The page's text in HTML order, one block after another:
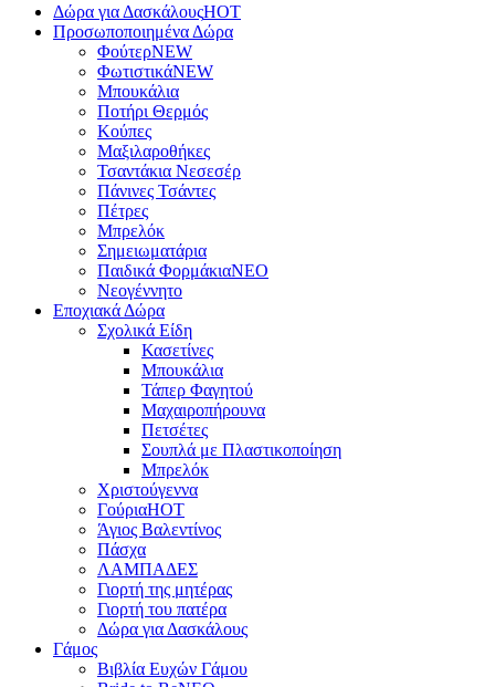
Δώρα για ΔασκάλουςHOT
Προσωποποιημένα Δώρα
ΦούτερNEW
ΦωτιστικάNEW
Μπουκάλια
Ποτήρι Θερμός
Κούπες
Μαξιλαροθήκες
Τσαντάκια Νεσεσέρ
Πάνινες Τσάντες
Πέτρες
Μπρελόκ
Σημειωματάρια
Παιδικά ΦορμάκιαNEO
Νεογέννητο
Εποχιακά Δώρα
Σχολικά Είδη
Κασετίνες
Μπουκάλια
Τάπερ Φαγητού
Μαχαιροπήρουνα
Πετσέτες
Σουπλά με Πλαστικοποίηση
Μπρελόκ
Χριστούγεννα
ΓούριαHOT
Άγιος Βαλεντίνος
Πάσχα
ΛΑΜΠΑΔΕΣ
Γιορτή της μητέρας
Γιορτή του πατέρα
Δώρα για Δασκάλους
Γάμος
Βιβλία Ευχών Γάμου